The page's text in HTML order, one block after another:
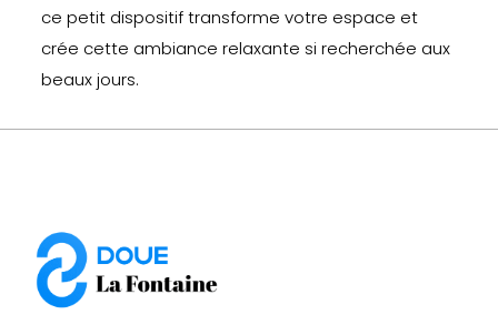
ce petit dispositif transforme votre espace et
crée cette ambiance relaxante si recherchée aux
beaux jours.